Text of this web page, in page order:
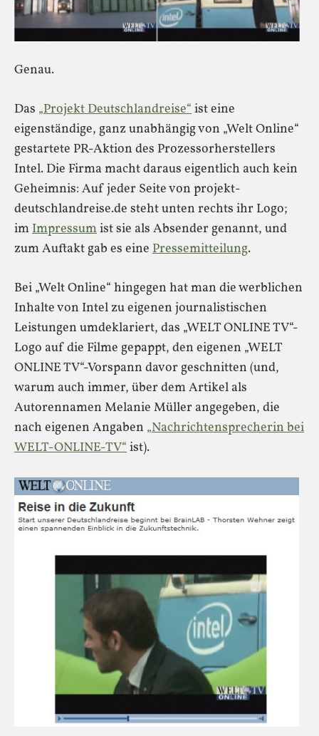
Genau.
Das „Projekt Deutschlandreise“ist eine
eigenständige, ganz unabhängig von „Welt Online“
gestartete PR-Aktion des Prozessorherstellers
Intel. Die Firma macht daraus eigentlich auch kein
Geheimnis: Auf jeder Seite von projekt-
deutschlandreise.de steht unten rechts ihr Logo;
imImpressumist sie als Absender genannt, und
zum Auftakt gab es eine Pressemitteilung.
Bei „Welt Online“ hingegen hat man die werblichen
Inhalte von Intel zu eigenen journalistischen
Leistungen umdeklariert, das „WELT ONLINE TV“-
Logo auf die Filme gepappt, den eigenen „WELT
ONLINE TV“-Vorspann davor geschnitten (und,
warum auch immer, über dem Artikel als
Autorennamen Melanie Müller angegeben, die
nach eigenen Angaben „Nachrichtensprecherin bei
WELT-ONLINE-TV“ist).